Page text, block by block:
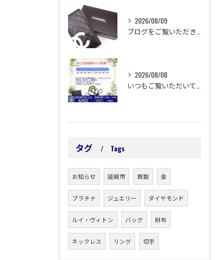
2026/08/09
2026/08/08
タグ Tags
お知らせ 延岡市 買取 金
プラチナ ジュエリー ダイヤモンド
ルイ・ヴィトン バッグ 財布
ネックレス リング 切手